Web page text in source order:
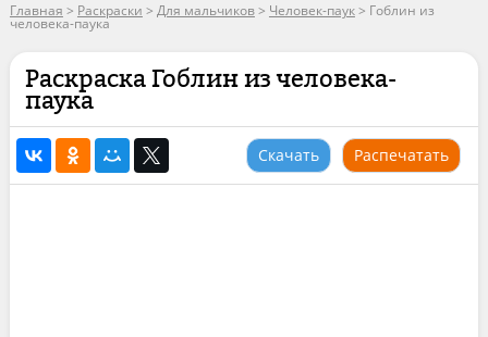
Главная > Раскраски > Для мальчиков> Человек-паук> Гоблин из
человека-паука
Раскраска Гоблин из человека-
паука
Скачать Распечатать